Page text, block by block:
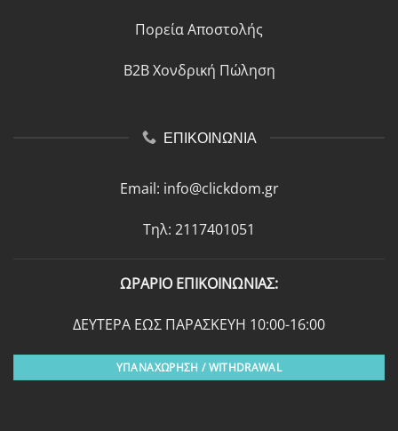
Πορεία Αποστολής
B2B Χονδρική Πώληση
ΕΠΙΚΟΙΝΩΝΙΑ
Email: info@clickdom.gr
Τηλ: 2117401051
ΩΡΑΡΙΟ ΕΠΙΚΟΙΝΩΝΙΑΣ:
ΔΕΥΤΕΡΑ ΕΩΣ ΠΑΡΑΣΚΕΥΗ 10:00-16:00
ΥΠΑΝΑΧΩΡΗΣΗ / WITHDRAWAL